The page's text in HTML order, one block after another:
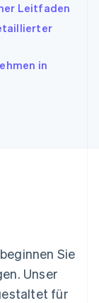
Leitfaden
in
Sie
Unser
für